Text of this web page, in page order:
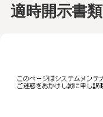
適時開示書類